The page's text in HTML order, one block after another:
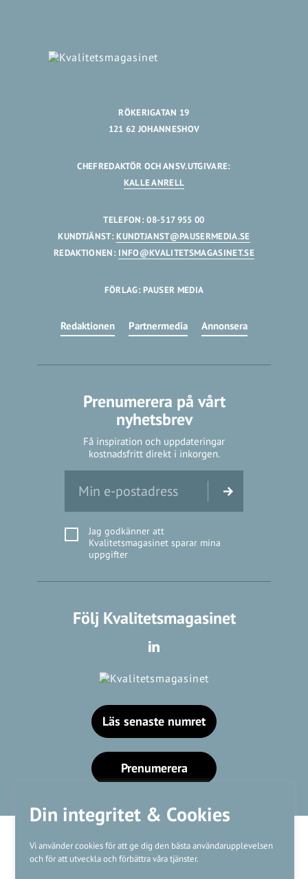
Din integritet & Cookies
Vi använder cookies för att ge dig den bästa användarupplevelsen
och för att utveckla och förbättra våra tjänster.
RÖKERIGATAN 19
121 62 JOHANNESHOV
CHEFREDAKTÖR OCH ANSV.UTGIVARE:
KALLE ANRELL
TELEFON: 08-517 955 00
KUNDTJÄNST:KUNDTJANST@PAUSERMEDIA.SE
REDAKTIONEN: INFO@KVALITETSMAGASINET.SE
FÖRLAG: PAUSER MEDIA
Redaktionen Partnermedia Annonsera
Prenumerera på vårt
nyhetsbrev
Få inspiration och uppdateringar
kostnadsfritt direkt i inkorgen.
Jag godkänner att
Kvalitetsmagasinet sparar mina
uppgifter
Följ Kvalitetsmagasinet
Läs senaste numret
Prenumerera